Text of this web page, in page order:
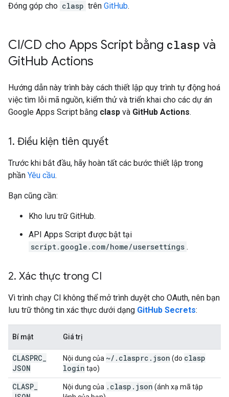
Đóng góp cho clasp trên GitHub.
CI/CD cho Apps Script bằng clasp và
GitHub Actions
Hướng dẫn này trình bày cách thiết lập quy trình tự động hoá
việc tìm lỗi mã nguồn, kiểm thử và triển khai cho các dự án
Google Apps Script bằng clasp và GitHub Actions.
1. Điều kiện tiên quyết
Trước khi bắt đầu, hãy hoàn tất các bước thiết lập trong
phần Yêu cầu.
Bạn cũng cần:
Kho lưu trữ GitHub.
API Apps Script được bật tại
script.google.com/home/usersettings .
2. Xác thực trong CI
Vì trình chạy CI không thể mở trình duyệt cho OAuth, nên bạn
lưu trữ thông tin xác thực dưới dạng GitHub Secrets:
Bí mật Giá trị
CLASPRC
JSON
Nội dung của ~/ . clasprc . json (do clasp
login tạo)
CLASP Nội dung của . clasp . json (ánh xạ mã tập